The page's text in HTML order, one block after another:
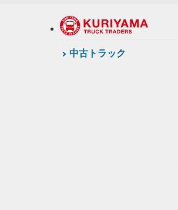
中古トラック